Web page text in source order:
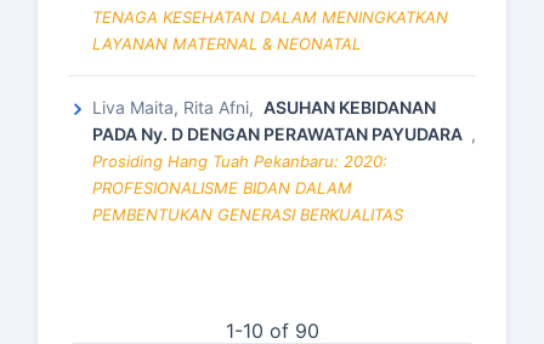
TENAGA KESEHATAN DALAM MENINGKATKAN
LAYANAN MATERNAL & NEONATAL
Liva Maita, Rita Afni, ASUHAN KEBIDANAN
PADA Ny. D DENGAN PERAWATAN PAYUDARA ,
Prosiding Hang Tuah Pekanbaru: 2020:
PROFESIONALISME BIDAN DALAM
PEMBENTUKAN GENERASI BERKUALITAS
1-10 of 90